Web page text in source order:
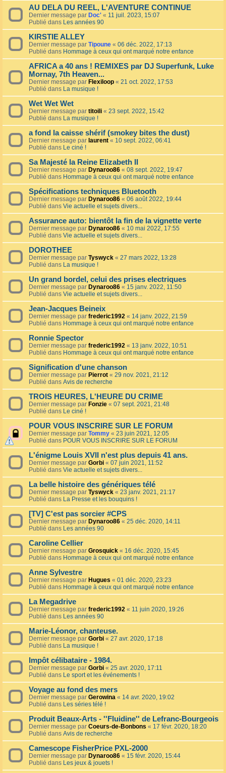
AU DELA DU REEL, L'AVENTURE CONTINUE
Dernier message par Doc' « 11 juil. 2023, 15:07
Publié dans Les années 90
KIRSTIE ALLEY
Dernier message par Tipoune « 06 déc. 2022, 17:13
Publié dans Hommage à ceux qui ont marqué notre enfance
AFRICA a 40 ans ! REMIXES par DJ Superfunk, Luke
Mornay, 7th Heaven...
Dernier message par Flexiloop « 21 oct. 2022, 17:53
Publié dans La musique !
Wet Wet Wet
Dernier message par titoili « 23 sept. 2022, 15:42
Publié dans La musique !
a fond la caisse shérif (smokey bites the dust)
Dernier message par laurent « 10 sept. 2022, 06:41
Publié dans Le ciné !
Sa Majesté la Reine Elizabeth II
Dernier message par Dynaroo86 « 08 sept. 2022, 19:47
Publié dans Hommage à ceux qui ont marqué notre enfance
Spécifications techniques Bluetooth
Dernier message par Dynaroo86 « 06 août 2022, 19:44
Publié dans Vie actuelle et sujets divers...
Assurance auto: bientôt la fin de la vignette verte
Dernier message par Dynaroo86 « 10 mai 2022, 17:55
Publié dans Vie actuelle et sujets divers...
DOROTHEE
Dernier message par Tyswyck « 27 mars 2022, 13:28
Publié dans La musique !
Un grand bordel, celui des prises electriques
Dernier message par Dynaroo86 « 15 janv. 2022, 11:50
Publié dans Vie actuelle et sujets divers...
Jean-Jacques Beineix
Dernier message par frederic1992 « 14 janv. 2022, 21:59
Publié dans Hommage à ceux qui ont marqué notre enfance
Ronnie Spector
Dernier message par frederic1992 « 13 janv. 2022, 10:51
Publié dans Hommage à ceux qui ont marqué notre enfance
Signification d'une chanson
Dernier message par Pierrot « 29 nov. 2021, 21:12
Publié dans Avis de recherche
TROIS HEURES, L'HEURE DU CRIME
Dernier message par Fonzie « 07 sept. 2021, 21:48
Publié dans Le ciné !
POUR VOUS INSCRIRE SUR LE FORUM
Dernier message par Tommy « 23 juin 2021, 12:05
Publié dans POUR VOUS INSCRIRE SUR LE FORUM
L'énigme Louis XVII n'est plus depuis 41 ans.
Dernier message par Gorbi « 07 juin 2021, 11:52
Publié dans Vie actuelle et sujets divers...
La belle histoire des génériques télé
Dernier message par Tyswyck « 23 janv. 2021, 21:17
Publié dans La Presse et les bouquins !
[TV] C'est pas sorcier #CPS
Dernier message par Dynaroo86 « 25 déc. 2020, 14:11
Publié dans Les années 90
Caroline Cellier
Dernier message par Grosquick « 16 déc. 2020, 15:45
Publié dans Hommage à ceux qui ont marqué notre enfance
Anne Sylvestre
Dernier message par Hugues « 01 déc. 2020, 23:23
Publié dans Hommage à ceux qui ont marqué notre enfance
La Megadrive
Dernier message par frederic1992 « 11 juin 2020, 19:26
Publié dans Les années 90
Marie-Léonor, chanteuse.
Dernier message par Gorbi « 27 avr. 2020, 17:18
Publié dans La musique !
Impôt célibataire - 1984.
Dernier message par Gorbi « 25 avr. 2020, 17:11
Publié dans Le sport et les événements !
Voyage au fond des mers
Dernier message par Gerowina « 14 avr. 2020, 19:02
Publié dans Les séries télé !
Produit Beaux-Arts - ''Fluidine'' de Lefranc-Bourgeois
Dernier message par Coeurs-de-Bonbons « 17 févr. 2020, 18:20
Publié dans Avis de recherche
Camescope FisherPrice PXL-2000
Dernier message par Dynaroo86 « 15 févr. 2020, 15:44
Publié dans Les jeux & jouets !